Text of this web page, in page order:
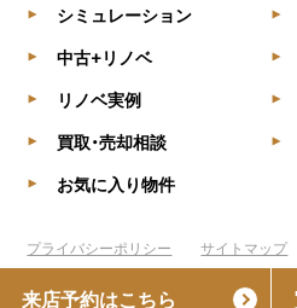
▶ シミュレーション
▶ 中古+リノベ
▶ リノベ実例
▶ 買取・売却相談
▶ お気に入り物件
▶
▶
▶
▶
プライバシーポリシー
サイトマップ
(C) KOKOSUMU, All Rights Reserved.
来店予約はこちら